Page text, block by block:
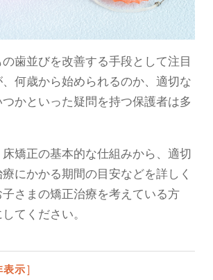
歯並びを改善する手段として注目
何歳から始められるのか、適切な
かといった疑問を持つ保護者は多
矯正の基本的な仕組みから、適切
にかかる期間の目安などを詳しく
さまの矯正治療を考えている方
てください。
表示]